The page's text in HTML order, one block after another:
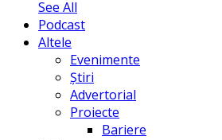
See All
Podcast
Altele
Evenimente
Știri
Advertorial
Proiecte
Bariere